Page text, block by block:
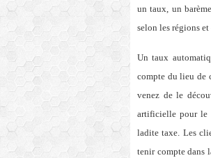
un taux, un
selon les régions
Un taux
compte du lieu de
venez de le
artificielle pour le
ladite taxe. Les
tenir compte dans